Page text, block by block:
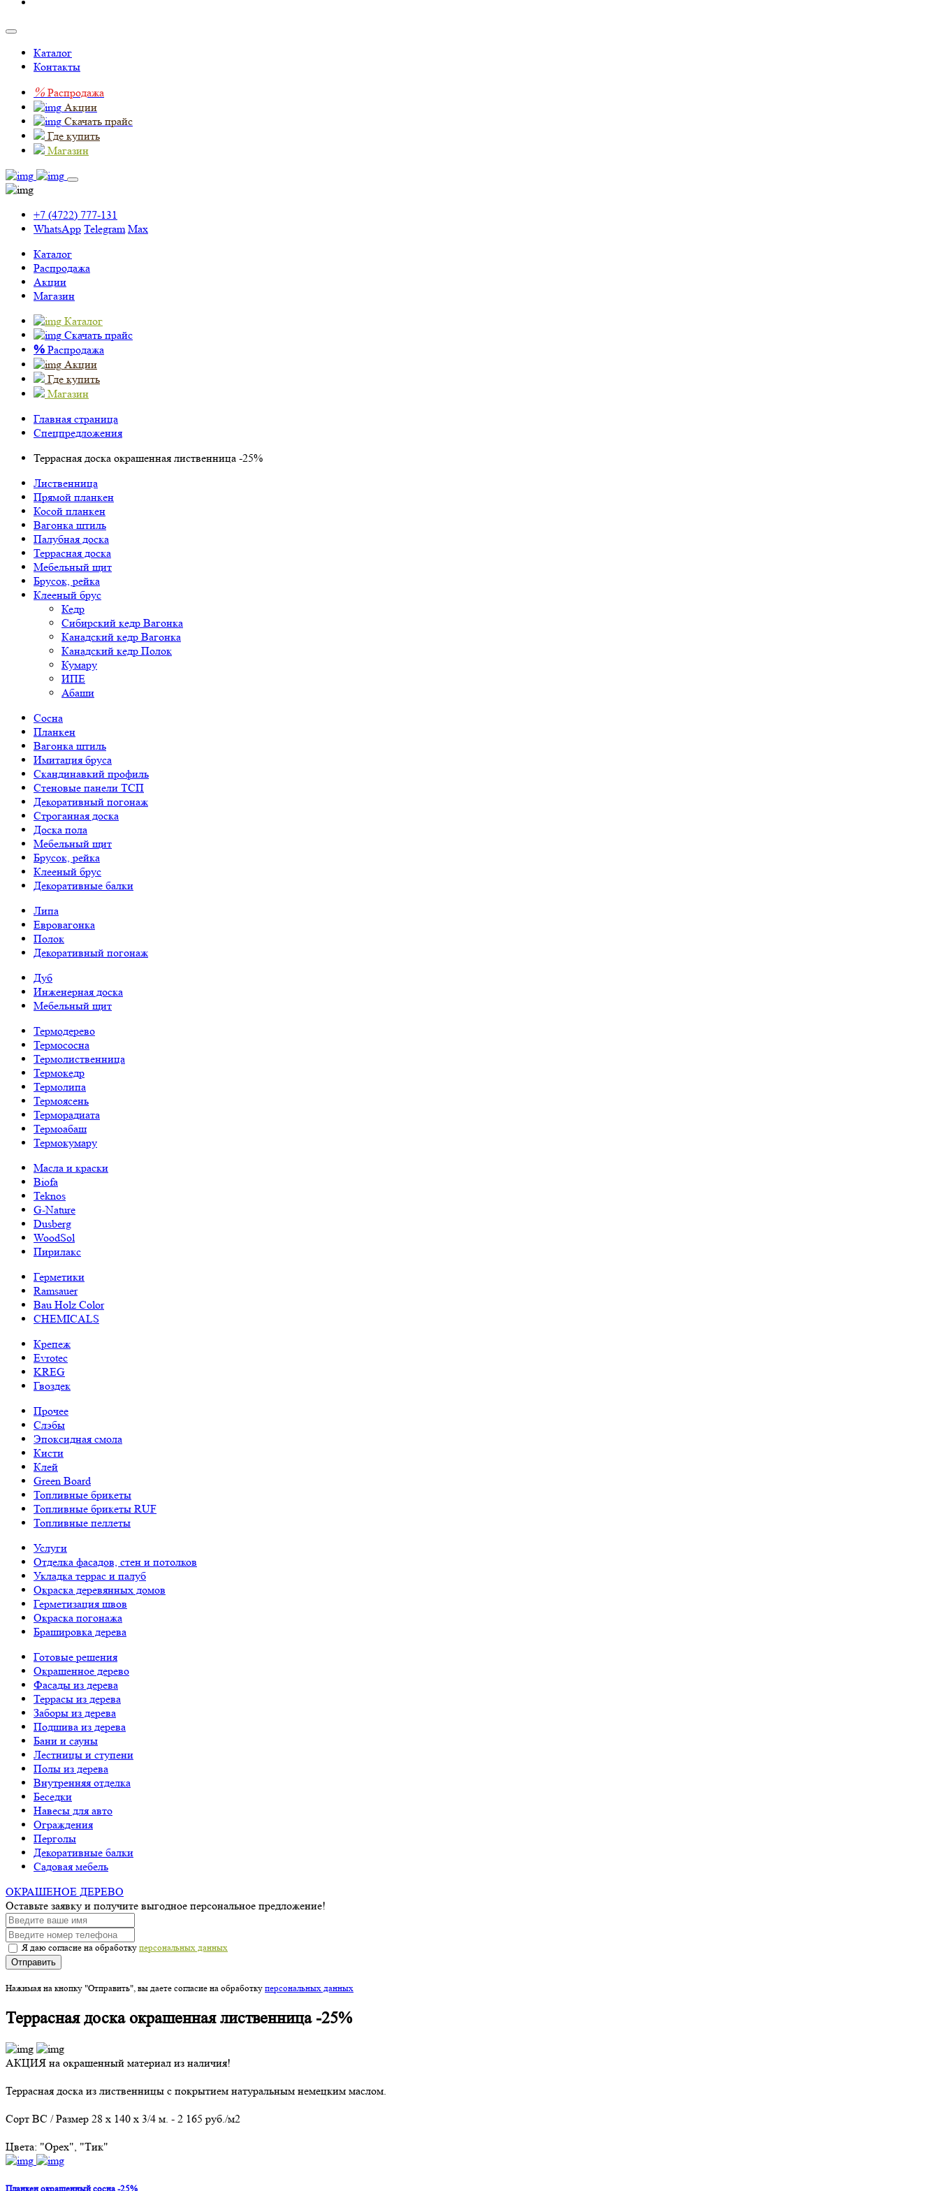
Каталог
Контакты
% Распродажа
Акции
Скачать прайс
Где купить
Магазин
+7 (4722) 777-131
WhatsApp Telegram Max
Каталог
Распродажа
Акции
Магазин
Каталог
Скачать прайс
% Распродажа
Акции
Где купить
Магазин
Главная страница
Спецпредложения
Террасная доска окрашенная лиственница -25%
Лиственница
Прямой планкен
Косой планкен
Вагонка штиль
Палубная доска
Террасная доска
Мебельный щит
Брусок, рейка
Клееный брус
Кедр
Сибирский кедр Вагонка
Канадский кедр Вагонка
Канадский кедр Полок
Кумару
ИПЕ
Абаши
Сосна
Планкен
Вагонка штиль
Имитация бруса
Скандинавкий профиль
Стеновые панели ТСП
Декоративный погонаж
Строганная доска
Доска пола
Мебельный щит
Брусок, рейка
Клееный брус
Декоративные балки
Липа
Евровагонка
Полок
Декоративный погонаж
Дуб
Инженерная доска
Мебельный щит
Термодерево
Термососна
Термолиственница
Термокедр
Термолипа
Термоясень
Терморадиата
Термоабаш
Термокумару
Масла и краски
Biofa
Teknos
G-Nature
Dusberg
WoodSol
Пирилакс
Герметики
Ramsauer
Bau Holz Color
CHEMICALS
Крепеж
Evrotec
KREG
Гвоздек
Прочее
Слэбы
Эпоксидная смола
Кисти
Клей
Green Board
Топливные брикеты
Топливные брикеты RUF
Топливные пеллеты
Услуги
Отделка фасадов, стен и потолков
Укладка террас и палуб
Окраска деревянных домов
Герметизация швов
Окраска погонажа
Брашировка дерева
Готовые решения
Окрашенное дерево
Фасады из дерева
Террасы из дерева
Заборы из дерева
Подшива из дерева
Бани и сауны
Лестницы и ступени
Полы из дерева
Внутренняя отделка
Беседки
Навесы для авто
Ограждения
Перголы
Декоративные балки
Садовая мебель
ОКРАШЕНОЕ ДЕРЕВО
Оставьте заявку и получите выгодное персональное предложение!
Я даю согласие на обработку персональных данных
Отправить
Нажимая на кнопку "Отправить", вы даете согласие на обработку персональных данных
Террасная доска окрашенная лиственница -25%
АКЦИЯ на окрашенный материал из наличия!
Террасная доска из лиственницы с покрытием натуральным немецким маслом.
Сорт ВС / Размер 28 х 140 х 3/4 м. - 2 165 руб./м2
Цвета: "Орех", "Тик"
Планкен окрашенный сосна -25%